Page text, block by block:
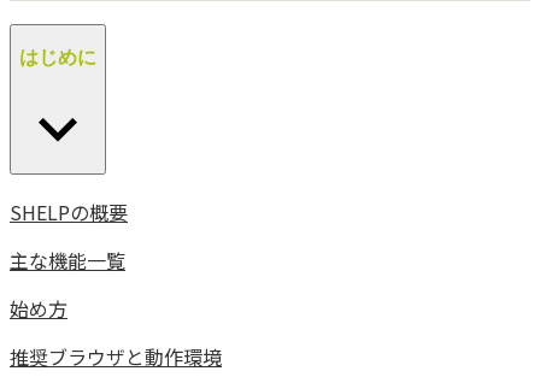
はじめに
SHELPの概要
主な機能一覧
始め方
推奨ブラウザと動作環境